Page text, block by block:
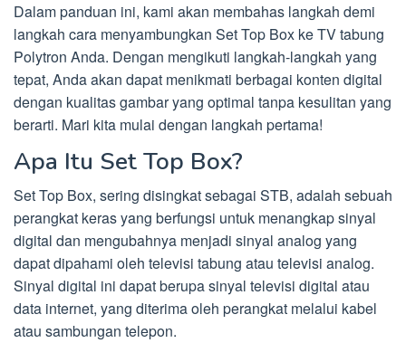
Dalam panduan ini, kami akan membahas langkah demi
langkah cara menyambungkan Set Top Box ke TV tabung
Polytron Anda. Dengan mengikuti langkah-langkah yang
tepat, Anda akan dapat menikmati berbagai konten digital
dengan kualitas gambar yang optimal tanpa kesulitan yang
berarti. Mari kita mulai dengan langkah pertama!
Apa Itu Set Top Box?
Set Top Box, sering disingkat sebagai STB, adalah sebuah
perangkat keras yang berfungsi untuk menangkap sinyal
digital dan mengubahnya menjadi sinyal analog yang
dapat dipahami oleh televisi tabung atau televisi analog.
Sinyal digital ini dapat berupa sinyal televisi digital atau
data internet, yang diterima oleh perangkat melalui kabel
atau sambungan telepon.